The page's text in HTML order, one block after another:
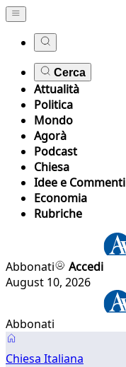
Cerca
Attualità
Politica
Mondo
Agorà
Podcast
Chiesa
Idee e Commenti
Economia
Rubriche
Abbonati
Accedi
August 10, 2026
Abbonati
Chiesa Italiana